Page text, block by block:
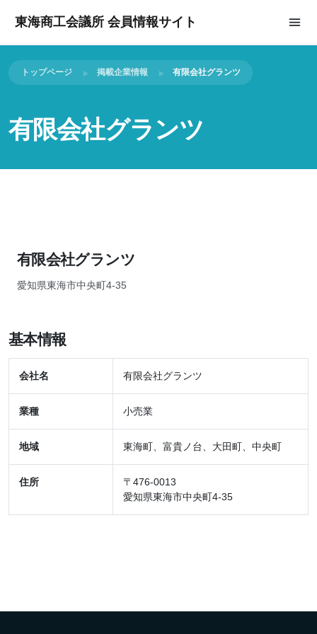
東海商工会議所 会員情報サイト
トップページ 掲載企業情報 有限会社グランツ
有限会社グランツ
有限会社グランツ
愛知県東海市中央町4-35
基本情報
会社名 有限会社グランツ
業種 小売業
地域 東海町、富貴ノ台、大田町、中央町
住所
〒476-0013
愛知県東海市中央町4-35